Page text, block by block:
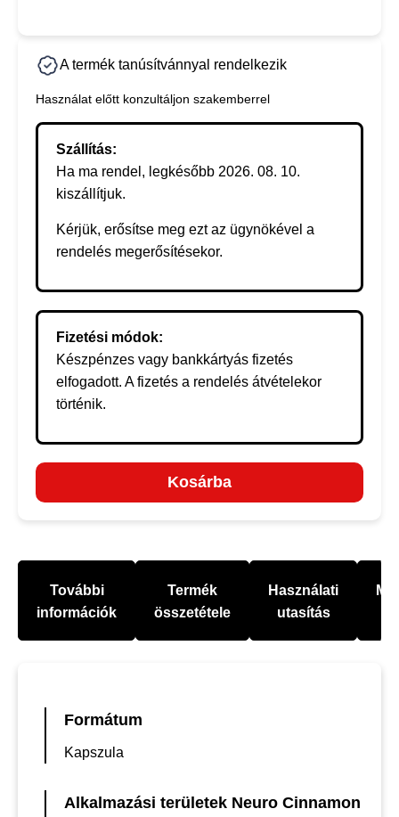
A termék tanúsítvánnyal rendelkezik
Használat előtt konzultáljon szakemberrel
Szállítás:
Ha ma rendel, legkésőbb 2026. 08. 10.
kiszállítjuk.
Kérjük, erősítse meg ezt az ügynökével a
rendelés megerősítésekor.
Fizetési módok:
Készpénzes vagy bankkártyás fizetés
elfogadott. A fizetés a rendelés átvételekor
történik.
Kosárba
További
információk
Termék
összetétele
Használati
utasítás
Formátum
Kapszula
Alkalmazási területek Neuro Cinnamon